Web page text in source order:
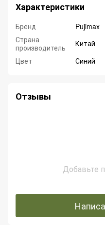
Характеристики
Бренд
Pujimax
Страна
производитель
Китай
Цвет
Синий
Отзывы
Добавьте